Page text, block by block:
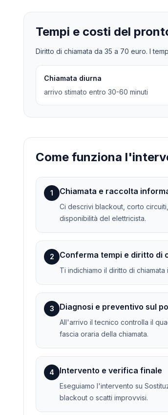
Tempi e costi del
Diritto di chiamata da 35 a 70 euro. I
Chiamata diurna
arrivo stimato entro 30-60 minuti
Come funziona
1 Chiamata e raccolta
Ci descrivi blackout, corto
disponibilità del elettricista.
2 Conferma tempi e diritto di
Ti indichiamo il diritto di
3 Diagnosi e preventivo sul
All'arrivo il tecnico controlla il
fascia oraria della chiamata.
4 Intervento e verifica finale
Eseguiamo l'intervento su
blackout o scatti improvvisi.